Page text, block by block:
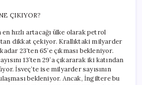
ÇIKIYOR?
hızlı artacağı ülke olarak petrol
dikkat çekiyor. Krallıktaki milyarder
kadar 23’ten 65’e çıkması bekleniyor.
13’ten 29’a çıkararak iki katından
İsveç’te ise milyarder sayısının
bekleniyor. Ancak, İngiltere bu